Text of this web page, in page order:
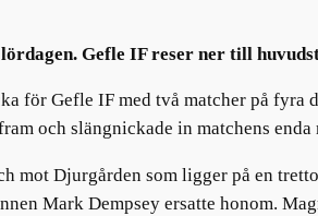
Gefle IF reser ner till
för Gefle IF med två matcher på fyra
och slängnickade in matchens
mot Djurgården som ligger på en
Mark Dempsey ersatte honom.